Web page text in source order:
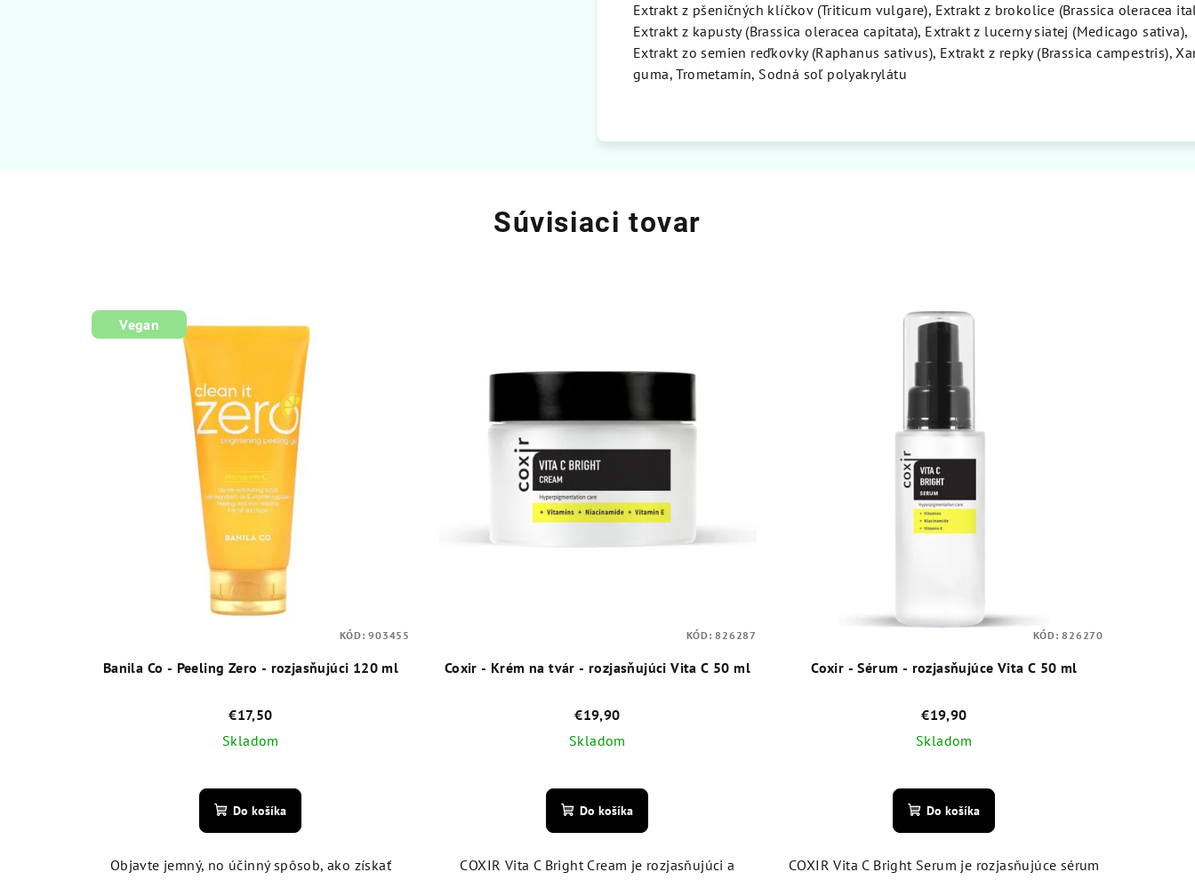
Extrakt z pšeničných klíčkov (Triticum vulgare), Extrakt z brokolice (Brassica oleracea
Extrakt z kapusty (Brassica oleracea capitata), Extrakt z lucerny siatej (Medicago sativa),
Extrakt zo semien reďkovky (Raphanus sativus), Extrakt z repky (Brassica campestris),
guma, Trometamín, Sodná soľ polyakrylátu
Súvisiaci tovar
Vegan
Banila Co - Peeling Zero - rozjasňujúci 120 ml
€17,50
Skladom
hodnotenie
produktu
je
4,4
Do košíka
Objavte jemný, no účinný spôsob, ako získať
KÓD:903455
Coxir - Krém na tvár - rozjasňujúci Vita C 50 ml
€19,90
Skladom
hodnotenie
produktu
je
Do košíka
COXIR Vita C Bright Cream je rozjasňujúci a
KÓD:826287
Coxir - Sérum - rozjasňujúce Vita C 50 ml
€19,90
Skladom
hodnotenie
produktu
je
4,8
Do košíka
COXIR Vita C Bright Serum je rozjasňujúce sérum
KÓD:826270